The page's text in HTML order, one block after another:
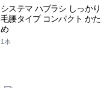
システマ ハブラシ しっかり
毛腰タイプ コンパクト かた
め
1本